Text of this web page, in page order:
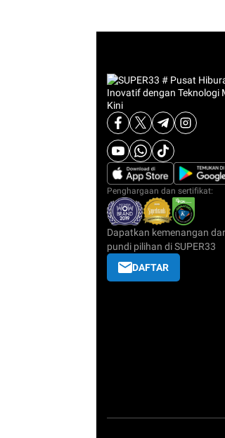
Penghargaan dan sertifikat:
Dapatkan kemenangan
pundi pilihan di SUPER33
DAFTAR